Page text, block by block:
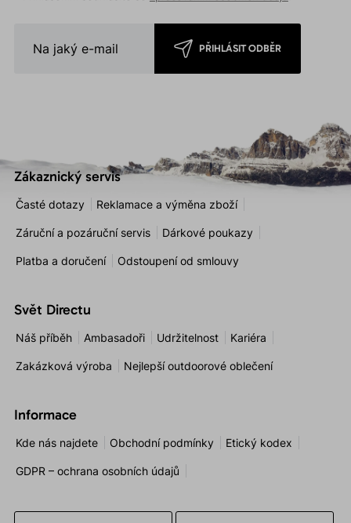
PŘIHLÁSIT ODBĚR
Zákaznický servis
Časté dotazy Reklamace a výměna zboží
Záruční a pozáruční servis Dárkové poukazy
Platba a doručení Odstoupení od smlouvy
Svět Directu
Náš příběh Ambasadoři Udržitelnost Kariéra
Zakázková výroba Nejlepší outdoorové oblečení
Informace
Kde nás najdete Obchodní podmínky Etický kodex
GDPR – ochrana osobních údajů